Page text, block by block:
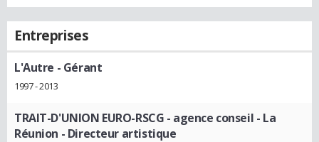
Entreprises
L'Autre - Gérant
1997 - 2013
TRAIT-D'UNION EURO-RSCG - agence conseil - La
Réunion - Directeur artistique